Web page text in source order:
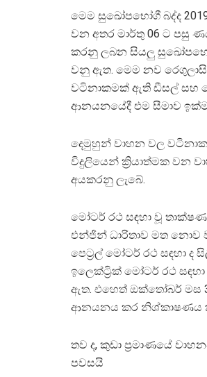
මෙම සුඛෝපභෝගී බද්ද
වන අතර මාර්තු 06 ට පසු
කරනු ලබන සියලු
වනු ඇත. මෙම නව
වටිනාකමක් ඇති ඩීසල් සහ
ආනයනයේදී එම සීමාව
දෙමුහුන් වාහන වල
විදුලියෙන් ක්‍රියාත්මක වන
අයකරනු ලැබේ.
මෝටර් රථ සඳහා වූ
එන්ජින් ධාරිතාව මත නොව
පෙට්‍රල් මෝටර් රථ සඳහා ද
ඉලෙක්ට්‍රික් මෝටර් රථ
ඇත. එහෙත් ඔක්තෝබර් මස
ආනයනය කර නිශ්කාෂණය
තව ද, කුඩා ප්‍රමාණයේ
පවසයි